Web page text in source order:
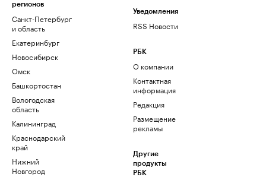
регионов
Санкт-Петербург
и область
Екатеринбург
Новосибирск
Омск
Башкортостан
Вологодская
область
Калининград
Краснодарский
край
Нижний
Новгород
Уведомления
RSS Новости
РБК
О компании
Контактная
информация
Редакция
Размещение
рекламы
Другие
продукты
РБК